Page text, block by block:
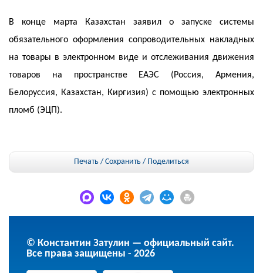
В конце марта Казахстан заявил о запуске системы
обязательного оформления сопроводительных накладных
на товары в электронном виде и отслеживания движения
товаров на пространстве ЕАЭС (Россия, Армения,
Белоруссия, Казахстан, Киргизия) с помощью электронных
пломб (ЭЦП).
Печать / Сохранить / Поделиться
© Константин Затулин — официальный сайт.
Все права защищены - 2026